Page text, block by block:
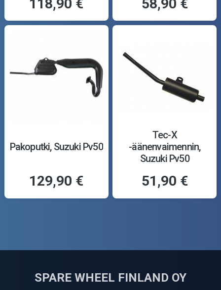
118,90 € 58,90 €
Pakoputki, Suzuki Pv50
129,90 €
Tec-X
-äänenvaimennin,
Suzuki Pv50
51,90 €
SPARE WHEEL FINLAND OY